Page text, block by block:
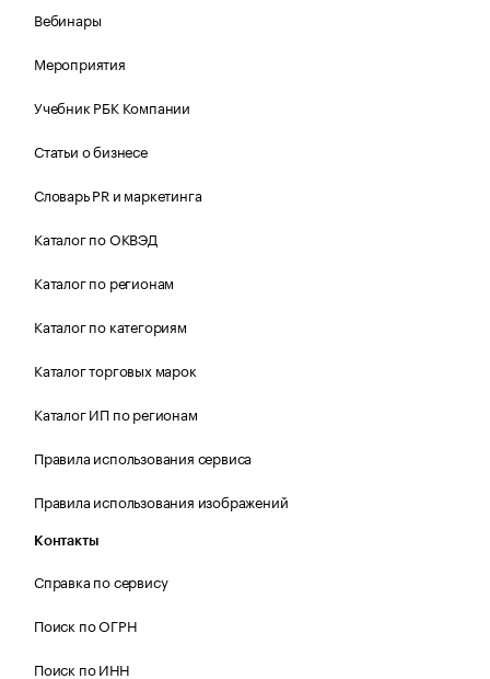
Вебинары
Мероприятия
Учебник РБК Компании
Статьи о бизнесе
Словарь PR и маркетинга
Каталог по ОКВЭД
Каталог по регионам
Каталог по категориям
Каталог торговых марок
Каталог ИП по регионам
Правила использования сервиса
Правила использования изображений
Контакты
Справка по сервису
Поиск по ОГРН
Поиск по ИНН